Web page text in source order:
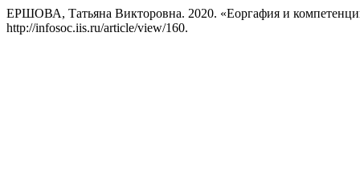
ЕРШОВА, Татьяна Викторовна. 2020. «Еоргафия и
http://infosoc.iis.ru/article/view/160.